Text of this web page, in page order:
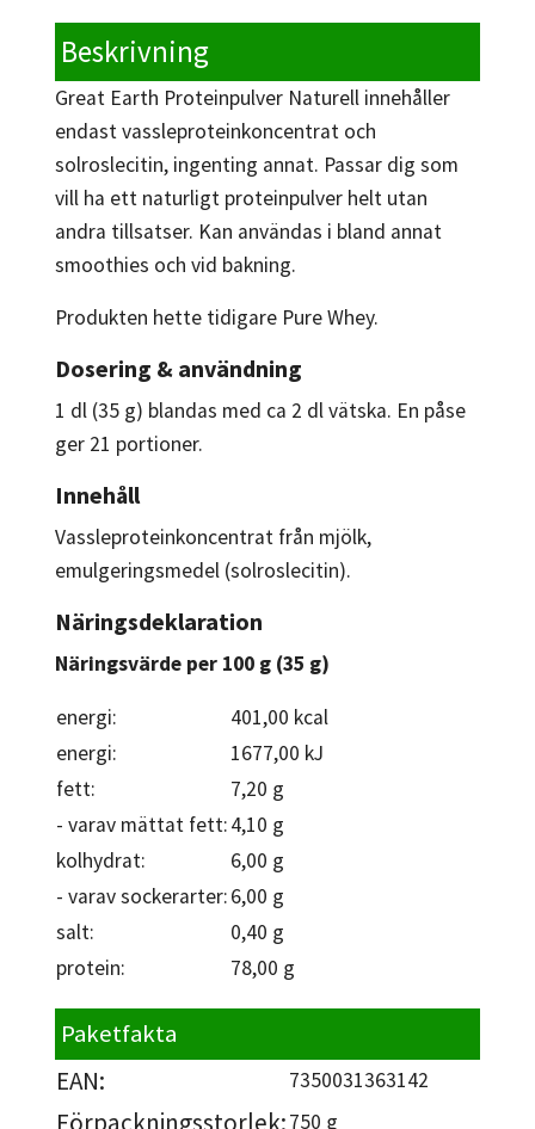
Beskrivning
Great Earth Proteinpulver Naturell innehåller
endast vassleproteinkoncentrat och
solroslecitin, ingenting annat. Passar dig som
vill ha ett naturligt proteinpulver helt utan
andra tillsatser. Kan användas i bland annat
smoothies och vid bakning.
Produkten hette tidigare Pure Whey.
Dosering & användning
1 dl (35 g) blandas med ca 2 dl vätska. En påse
ger 21 portioner.
Innehåll
Vassleproteinkoncentrat från mjölk,
emulgeringsmedel (solroslecitin).
Näringsdeklaration
Näringsvärde per 100 g (35 g)
energi:
401,00 kcal
energi:
1677,00 kJ
fett:
7,20 g
- varav mättat fett:4,10 g
kolhydrat:
6,00 g
- varav sockerarter:6,00 g
salt:
0,40 g
protein:
78,00 g
Paketfakta
EAN: 7350031363142
Förpackningsstorlek:750 g